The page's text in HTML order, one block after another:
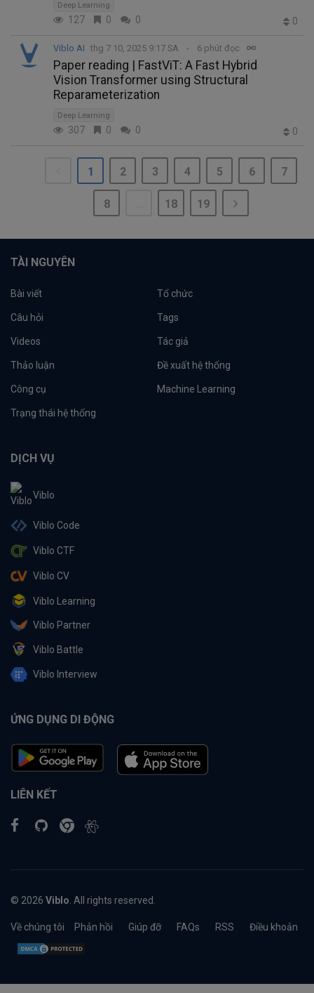
Deep Learning
127 0 0 0
Viblo AI thg 7 10, 2025 9:17 SA 6 phút đọc
Paper reading | FastViT: A Fast Hybrid
Vision Transformer using Structural
Reparameterization
Deep Learning
307 0 0 0
1 2 3 4 5 6 7
8 18 19
TÀI NGUYÊN
Bài viết Tổ chức
Câu hỏi Tags
Videos Tác giả
Thảo luận Đề xuất hệ thống
Công cụ Machine Learning
Trạng thái hệ thống
DỊCH VỤ
Viblo
Viblo Code
Viblo CTF
Viblo CV
Viblo Learning
Viblo Partner
Viblo Battle
Viblo Interview
ỨNG DỤNG DI ĐỘNG
LIÊN KẾT
© 2026 Viblo . All rights reserved.
Về chúng tôi Phản hồi Giúp đỡ FAQs RSS Điều khoản